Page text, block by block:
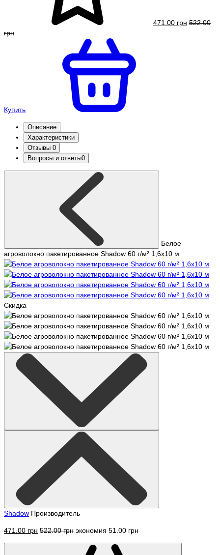
471.00 грн 522.00
грн
Купить
Описание
Характеристики
Отзывы 0
Вопросы и ответы0
Белое
агроволокно пакетированное Shadow 60 г/м² 1,6x10 м
Скидка
Shadow Производитель
471.00 грн 522.00 грн экономия 51.00 грн